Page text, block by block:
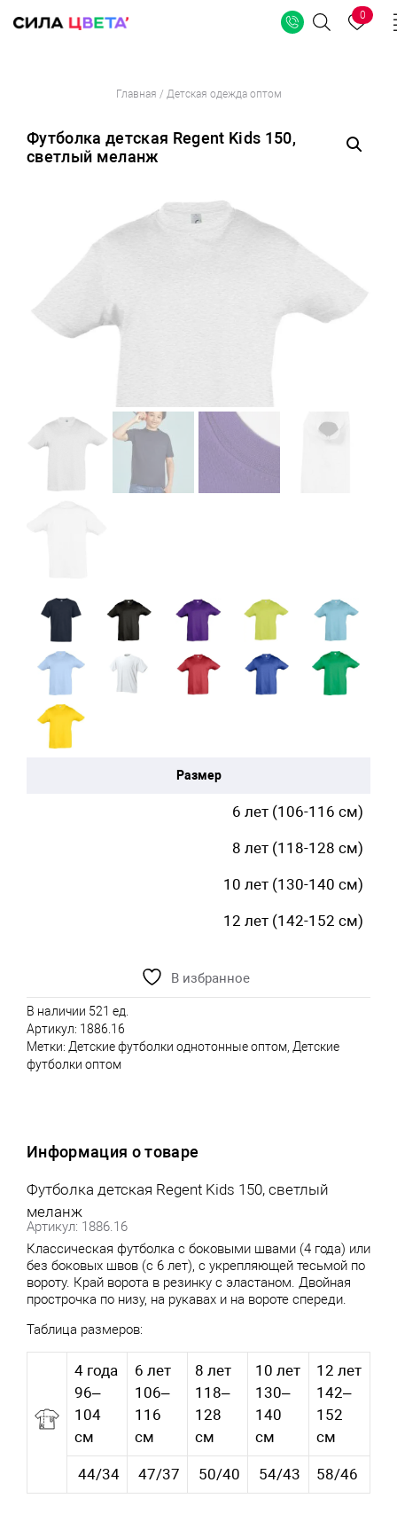
содержимому
Поиск
0
Главная / Детская одежда оптом
Футболка детская Regent Kids 150,
светлый меланж
Размер
6 лет (106-116 см)
8 лет (118-128 см)
10 лет (130-140 см)
12 лет (142-152 см)
В избранное
В наличии 521 ед.
Артикул: 1886.16
Метки: Детские футболки однотонные оптом Детские
футболки оптом
Информация о товаре
Футболка детская Regent Kids 150, светлый
меланж
Артикул: 1886.16
Классическая футболка с боковыми швами (4 года) или
без боковых швов (с 6 лет), с укрепляющей тесьмой по
вороту. Край ворота в резинку с эластаном. Двойная
прострочка по низу, на рукавах и на вороте спереди.
Таблица размеров:
4 года
96–
104
см
6 лет
106–
116
см
8 лет
118–
128
см
10 лет
130–
140
см
12 лет
142–
152
см
44/34 47/37 50/40 54/43 58/46